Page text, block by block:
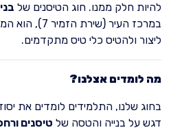
להיות חלק ממנו. חוג הטיסנים של
במרכז העיר
ליצור ולהטיס כלי טיס מתקדמים.
מה לומדים אצלנו?
בחוג שלנו, התלמידים לומדים את
דגש על בנייה והטסה של טיסנים